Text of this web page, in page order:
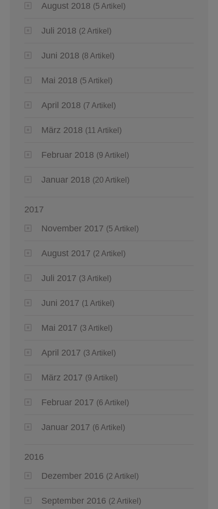
August 2018 (5 Artikel)
Juli 2018 (2 Artikel)
Juni 2018 (8 Artikel)
Mai 2018 (5 Artikel)
April 2018 (7 Artikel)
März 2018 (11 Artikel)
Februar 2018 (9 Artikel)
Januar 2018 (20 Artikel)
2017
November 2017 (5 Artikel)
August 2017 (2 Artikel)
Juli 2017 (3 Artikel)
Juni 2017 (1 Artikel)
Mai 2017 (3 Artikel)
April 2017 (3 Artikel)
März 2017 (9 Artikel)
Februar 2017 (6 Artikel)
Januar 2017 (6 Artikel)
2016
Dezember 2016 (2 Artikel)
September 2016 (2 Artikel)